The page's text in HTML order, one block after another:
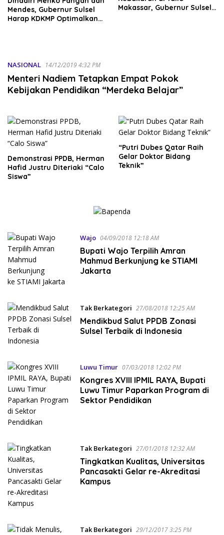
Makassar, Gubernur Sulsel
Serahkan Bantuan Rp795
Juta
Sadarlah Sebelum Anda
NASIONAL 14/12/2019 4:32 PM
Menteri Nadiem Tetapkan Empat Pokok
Kebijakan Pendidikan “Merdeka Belajar”
Demonstrasi PPDB, Herman
Hafid Justru Diteriaki “Calo
Siswa”
“Putri Dubes Qatar Raih
Gelar Doktor Bidang
Teknik”
Wajo 04/09/2018 12:18 AM
Bupati Wajo Terpilih Amran
Mahmud Berkunjung ke STIAMI
Jakarta
Tak Berkategori 27/08/2018 12:25 AM
Mendikbud Salut PPDB Zonasi
Sulsel Terbaik di Indonesia
Luwu Timur 07/03/2018 12:02 PM
Kongres XVIII IPMIL RAYA, Bupati
Luwu Timur Paparkan Program di
Sektor Pendidikan
Tak Berkategori 27/01/2018 12:32 AM
Tingkatkan Kualitas, Universitas
Pancasakti Gelar re-Akreditasi
Kampus
Tak Berkategori 29/12/2017 3:25 PM